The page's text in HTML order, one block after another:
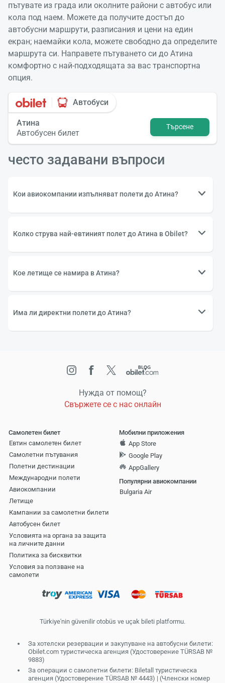
пътувате из града или околните райони с автобус или
кола под наем. Можете да получите достъп до
автобусни маршрути, разписания и цени на един
екран; наемайки кола, можете свободно да определите
маршрута си. Направете пътуването си до Атина
комфортно с най-подходящата за вас транспортна
опция.
Автобуси
Атина
Автобусен билет
Търсене
често задавани въпроси
Кои авиокомпании изпълняват полети до Атина?
Колко струва най-евтиният полет до Атина в Obilet?
Кое летище се намира в Атина?
Има ли директни полети до Атина?
Нужда от помощ?
Свържете се с нас онлайн
Самолетен билет
Евтин самолетен билет
Самолетни пътувания
Полетни дестинации
Международни полети
Авиокомпании
Летище
Кампании за самолетни билети
Автобусен билет
Условията на органа за защита
на личните данни
Политика за бисквитки
Условия за ползване на
самолети
Мобилни приложения
App Store
Google Play
AppGallery
Популярни авиокомпании
Bulgaria Air
Türkiye'nin güvenilir otobüs ve uçak bileti platformu.
За хотелски резервации и закупуване на автобусни билети:
Obilet.com туристическа агенция (Удостоверение TÜRSAB №
9883)
За операции с самолетни билети: Biletall туристическа
агенция (Удостоверение TÜRSAB № 4443) | (Членски номер